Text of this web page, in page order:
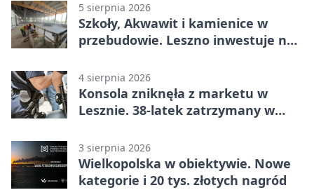
5 sierpnia 2026
Szkoły, Akwawit i kamienice w
przebudowie. Leszno inwestuje na
4 sierpnia 2026
Konsola zniknęła z marketu w
Lesznie. 38-latek zatrzymany w
3 sierpnia 2026
Wielkopolska w obiektywie. Nowe
kategorie i 20 tys. złotych nagród